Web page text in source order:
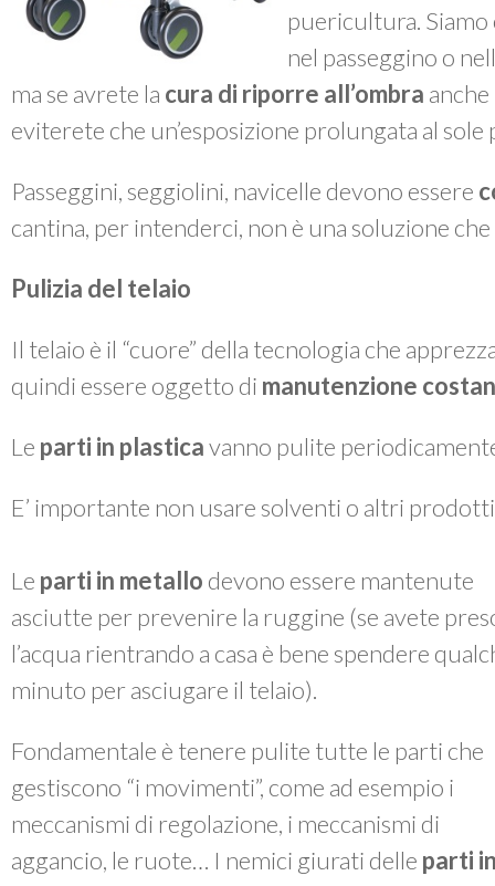
puericultura.
nel passeggino o
ma se avrete la cura di riporre all’ombra
eviterete che un’esposizione prolungata al sole
Passeggini, seggiolini, navicelle devono essere
cantina, per intenderci, non è una soluzione
Pulizia del telaio
Il telaio è il “cuore” della tecnologia che
quindi essere oggetto di manutenzione
Le parti in plasticavanno pulite
E’ importante non usare solventi o altri
Le parti in metallo devono essere mantenute
asciutte per prevenire la ruggine (se avete
l’acqua rientrando a casa è bene spendere
minuto per asciugare il telaio).
Fondamentale è tenere pulite tutte le parti che
gestiscono “i movimenti”, come ad esempio i
meccanismi di regolazione, i meccanismi di
aggancio, le ruote… I nemici giurati delle parti